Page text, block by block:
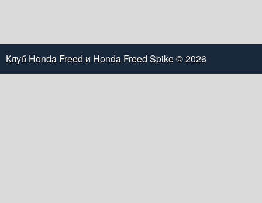
Клуб Honda Freed и Honda Freed Spike© 2026